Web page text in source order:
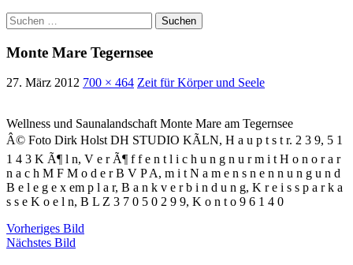
Suchen
nach:
Monte Mare Tegernsee
27. März 2012 700 × 464 Zeit für Körper und Seele
Wellness und Saunalandschaft Monte Mare am Tegernsee
Â© Foto Dirk Holst DH STUDIO KÃLN, H a u p t s t r. 2 3 9, 5 1
1 4 3 K Ã¶ l n, V e r Ã¶ f f e n t l i c h u n g n u r m i t H o n o r a r
n a c h M F M o d e r B V P A, m i t N a m e n s n e n n u n g u n d
B e l e g e x em p l a r, B a n k v e r b i n d u n g, K r e i s s p a r k a
s s e K o e l n, B L Z 3 7 0 5 0 2 9 9, K o n t o 9 6 1 4 0
Vorheriges Bild
Nächstes Bild